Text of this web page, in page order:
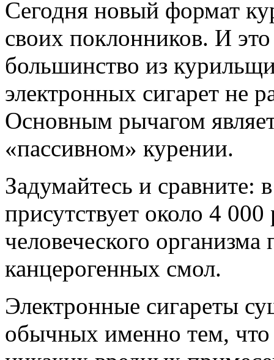
Сегодня новый формат
своих поклонников. И
большинство из
электронных сигарет не
Основным рычагом
«пассивном» курении.
Задумайтесь и сравните:
присутствует около 4
человеческого
канцерогенных смол.
Электронные сигареты
обычных именно тем, что